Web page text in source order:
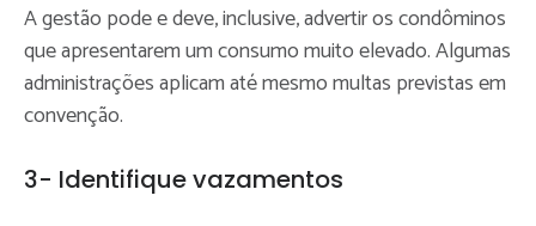
A gestão pode e deve, inclusive, advertir os condôminos
que apresentarem um consumo muito elevado. Algumas
administrações aplicam até mesmo multas previstas em
convenção.
3- Identifique vazamentos